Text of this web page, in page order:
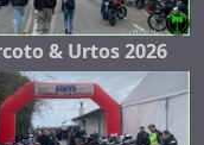
& Urtos 2026